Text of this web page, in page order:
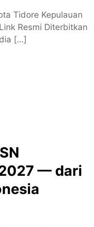
Tidore Kepulauan
Resmi Diterbitkan
[…]
— dari